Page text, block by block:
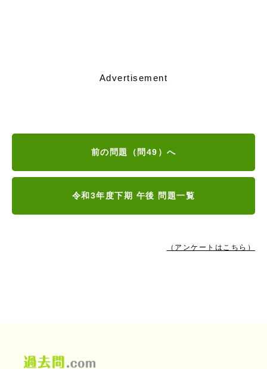
Advertisement
前の問題（問49）へ
令和3年度下期 午後 問題一覧
（アンケートはこちら）